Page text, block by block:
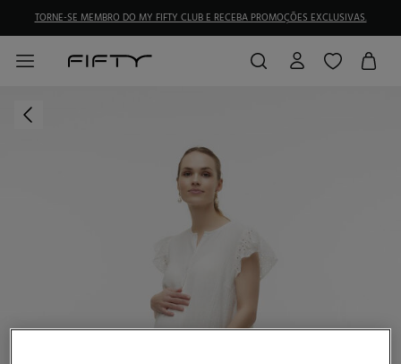
TORNE-SE MEMBRO DO MY FIFTY CLUB E RECEBA PROMOÇÕES EXCLUSIVAS.